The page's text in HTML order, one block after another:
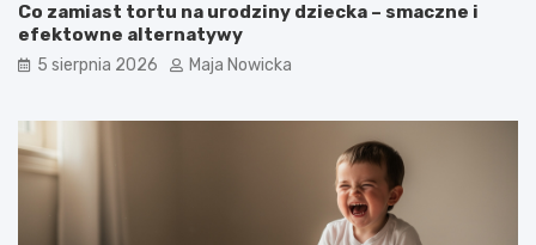
Co zamiast tortu na urodziny dziecka – smaczne i
efektowne alternatywy
5 sierpnia 2026 Maja Nowicka